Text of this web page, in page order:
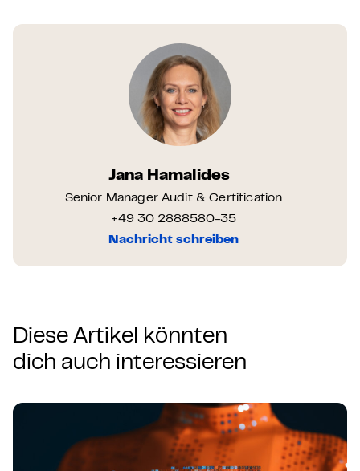
Jana Hamalides
Senior Manager Audit & Certification
+49 30 2888580-35
Nachricht schreiben
Diese Artikel könnten
dich auch interessieren